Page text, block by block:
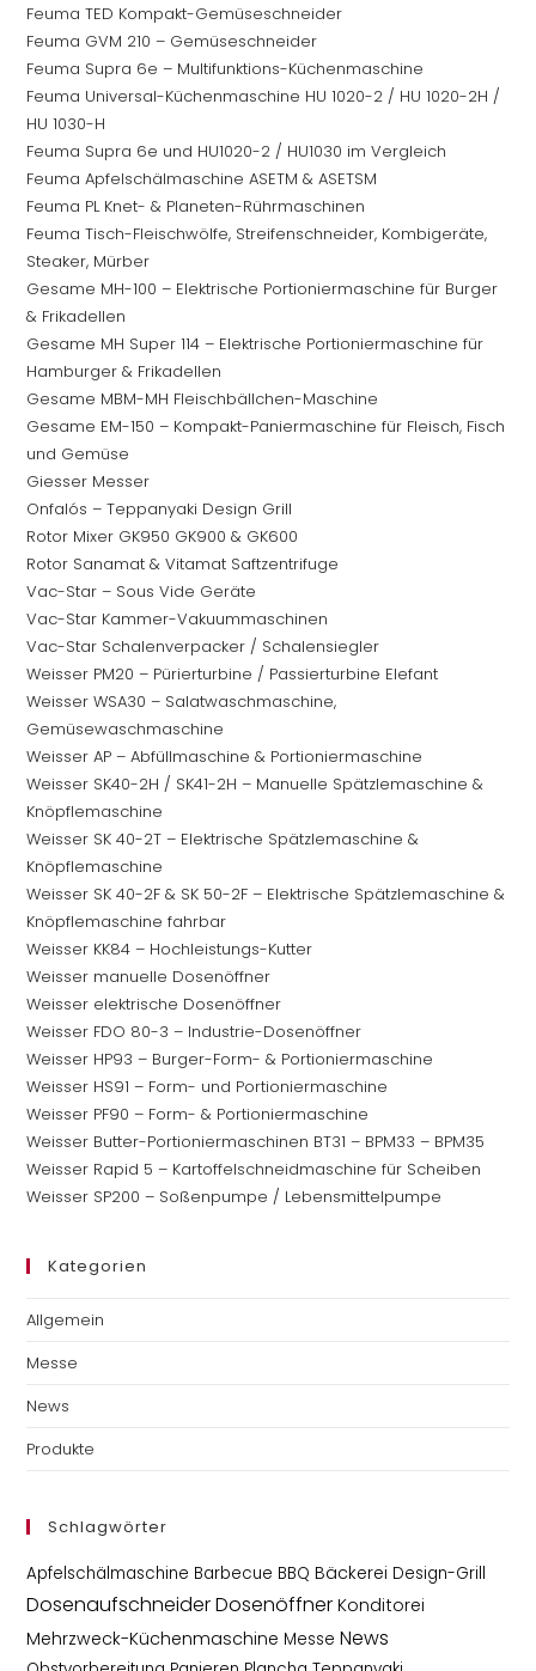
Feuma TED Kompakt-Gemüseschneider
Feuma GVM 210 – Gemüseschneider
Feuma Supra 6e – Multifunktions-Küchenmaschine
Feuma Universal-Küchenmaschine HU 1020-2 / HU 1020-2H /
HU 1030-H
Feuma Supra 6e und HU1020-2 / HU1030 im Vergleich
Feuma Apfelschälmaschine ASETM & ASETSM
Feuma PL Knet- & Planeten-Rührmaschinen
Feuma Tisch-Fleischwölfe, Streifenschneider, Kombigeräte,
Steaker, Mürber
Gesame MH-100 – Elektrische Portioniermaschine für Burger
& Frikadellen
Gesame MH Super 114 – Elektrische Portioniermaschine für
Hamburger & Frikadellen
Gesame MBM-MH Fleischbällchen-Maschine
Gesame EM-150 – Kompakt-Paniermaschine für Fleisch, Fisch
und Gemüse
Giesser Messer
Onfalós – Teppanyaki Design Grill
Rotor Mixer GK950 GK900 & GK600
Rotor Sanamat & Vitamat Saftzentrifuge
Vac-Star – Sous Vide Geräte
Vac-Star Kammer-Vakuummaschinen
Vac-Star Schalenverpacker / Schalensiegler
Weisser PM20 – Pürierturbine / Passierturbine Elefant
Weisser WSA30 – Salatwaschmaschine,
Gemüsewaschmaschine
Weisser AP – Abfüllmaschine & Portioniermaschine
Weisser SK40-2H / SK41-2H – Manuelle Spätzlemaschine &
Knöpflemaschine
Weisser SK 40-2T – Elektrische Spätzlemaschine &
Knöpflemaschine
Weisser SK 40-2F & SK 50-2F – Elektrische Spätzlemaschine &
Knöpflemaschine fahrbar
Weisser KK84 – Hochleistungs-Kutter
Weisser manuelle Dosenöffner
Weisser elektrische Dosenöffner
Weisser FDO 80-3 – Industrie-Dosenöffner
Weisser HP93 – Burger-Form- & Portioniermaschine
Weisser HS91 – Form- und Portioniermaschine
Weisser PF90 – Form- & Portioniermaschine
Weisser Butter-Portioniermaschinen BT31 – BPM33 – BPM35
Weisser Rapid 5 – Kartoffelschneidmaschine für Scheiben
Weisser SP200 – Soßenpumpe / Lebensmittelpumpe
Kategorien
Allgemein
Messe
News
Produkte
Schlagwörter
Apfelschälmaschine Barbecue BBQ Bäckerei Design-Grill
DosenaufschneiderDosenöffner Konditorei
Mehrzweck-Küchenmaschine Messe News